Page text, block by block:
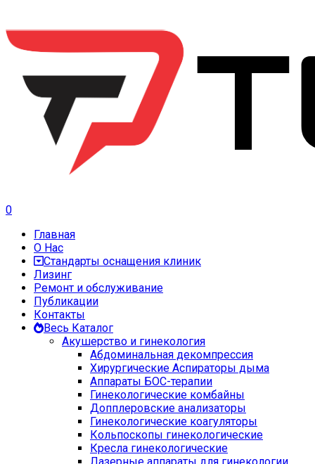
0
Главная
О Нас
Стандарты оснащения клиник
Лизинг
Ремонт и обслуживание
Публикации
Контакты
Весь Каталог
Акушерство и гинекология
Абдоминальная декомпрессия
Хирургические Аспираторы дыма
Аппараты БОС-терапии
Гинекологические комбайны
Допплеровские анализаторы
Гинекологические коагуляторы
Кольпоскопы гинекологические
Кресла гинекологические